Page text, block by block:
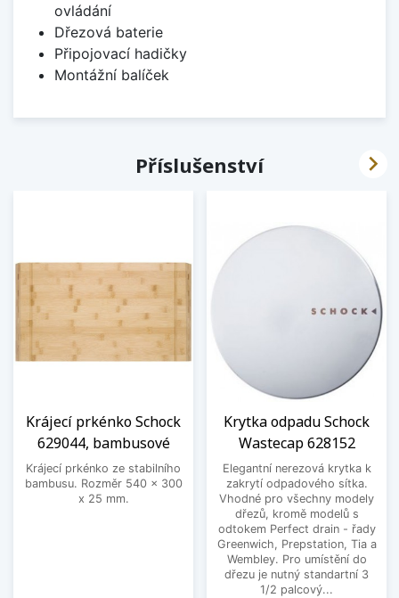
ovládání
Dřezová baterie
Připojovací hadičky
Montážní balíček
Příslušenství
Krájecí prkénko Schock
629044, bambusové
Krájecí prkénko ze stabilního
bambusu. Rozměr 540 x 300
x 25 mm.
Krytka odpadu Schock
Wastecap 628152
Elegantní nerezová krytka k
zakrytí odpadového sítka.
Vhodné pro všechny modely
dřezů, kromě modelů s
odtokem Perfect drain - řady
Greenwich, Prepstation, Tia a
Wembley. Pro umístění do
dřezu je nutný standartní 3
1/2 palcový...
